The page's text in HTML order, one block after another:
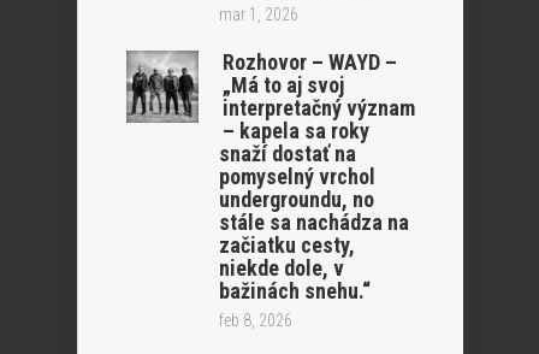
mar 1, 2026
Rozhovor – WAYD –
„Má to aj svoj
interpretačný význam
– kapela sa roky
snaží dostať na
pomyselný vrchol
undergroundu, no
stále sa nachádza na
začiatku cesty,
niekde dole, v
bažinách snehu.“
feb 8, 2026